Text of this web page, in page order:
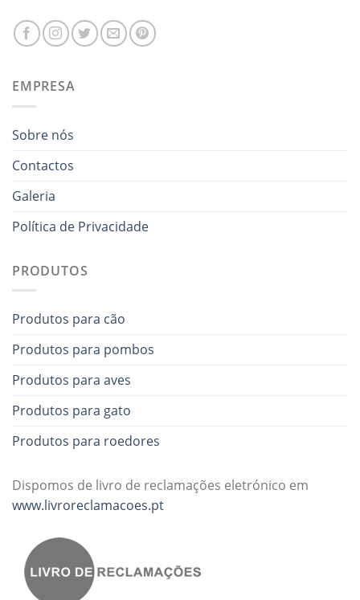
EMPRESA
Sobre nós
Contactos
Galeria
Política de Privacidade
PRODUTOS
Produtos para cão
Produtos para pombos
Produtos para aves
Produtos para gato
Produtos para roedores
Dispomos de livro de reclamações eletrónico em
www.livroreclamacoes.pt